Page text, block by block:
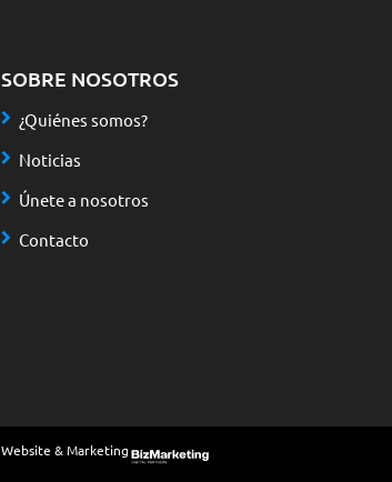
SOBRE NOSOTROS
¿Quiénes somos?
Noticias
Únete a nosotros
Contacto
Website & Marketing